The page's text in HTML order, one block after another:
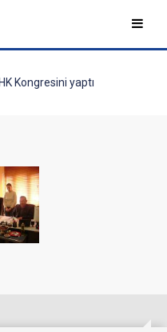
Kongresini yaptı